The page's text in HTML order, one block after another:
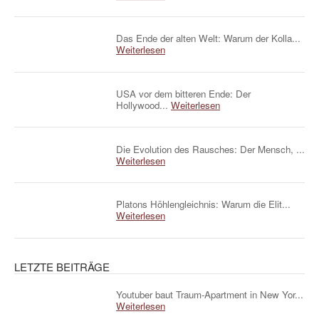
Das Ende der alten Welt: Warum der Kolla...
Weiterlesen
USA vor dem bitteren Ende: Der
Hollywood... Weiterlesen
Die Evolution des Rausches: Der Mensch, ...
Weiterlesen
Platons Höhlengleichnis: Warum die Elit...
Weiterlesen
LETZTE BEITRÄGE
Youtuber baut Traum-Apartment in New Yor...
Weiterlesen